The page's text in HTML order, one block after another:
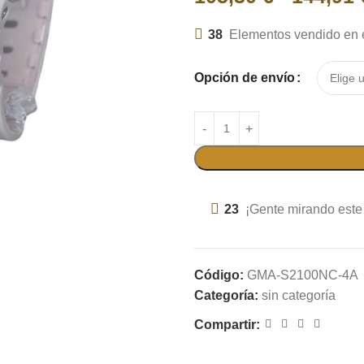
38 Elementos vendido en
Opción de envío
23 ¡Gente mirando
Código: GMA-S2100NC-4A
Categoría: sin categoría
Compartir: